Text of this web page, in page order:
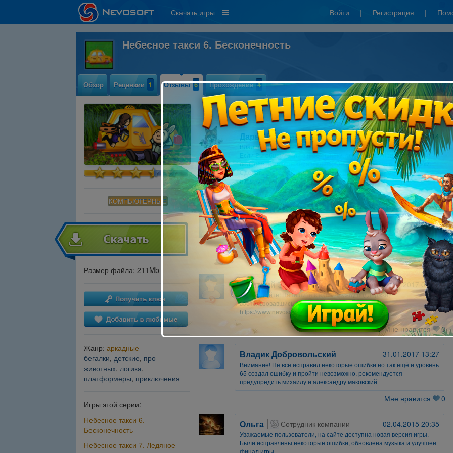
Скачать игры Войти | Регистрация |
Небесное такси 6. Бесконечность
Обзор Рецензии 1 Отзывы 6 Прохождение 4
КОМПЬЮТЕРНЫЕ
Размер файла: 211Mb
Жанр: аркадные
бегалки, детские, про
животных, логика,
платформеры, приключения
Игры этой серии:
Небесное такси 6.
Бесконечность
Небесное такси 7. Ледяное
Написать отзыв
Дарья Герасимова 01.02.2017 12:14
Владик Добровольский,
Если Вы обнаружили в игре ошибку, пожалуйста, пришлите
подробное ее описание нашим специалистам службы поддержки.
Сделать это можно в специальной форме по ссылке:
https://www.nevosoft.ru/help
Мне нравится 0
Владик Добровольский 01.02.2017 08:10
Извините Дмитрий Захаров но создание уровня 65 сделано ошибка
и пройти невозможно
Мне нравится 0
Дмитрий Захаров 01.02.2017 04:19
Здравствуйте! Напишите в нашу службу поддержки,
воспользовавшись формой обращения на сайте:
https://www.nevosoft.ru/help
Мне нравится 0
Владик Добровольский 31.01.2017 13:27
Внимание! Не все исправил некоторые ошибки но так ещё и уровень
65 создал ошибку и пройти невозможно, рекомендуется
предупредить михаилу и александру маковский
Мне нравится 0
Ольга Сотрудник компании 02.04.2015 20:35
Уважаемые пользователи, на сайте доступна новая версия игры.
Были исправлены некоторые ошибки, обновлена музыка и улучшен
финал игры.